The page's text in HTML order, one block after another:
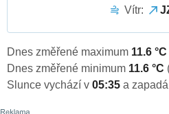
Vítr:
Dnes změřené maximum 11.6 °C
Dnes změřené minimum 11.6 °C
Slunce vychází v 05:35 a